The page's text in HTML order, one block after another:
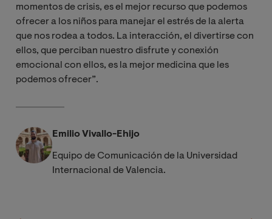
momentos de crisis, es el mejor recurso que podemos
ofrecer a los niños para manejar el estrés de la alerta
que nos rodea a todos. La interacción, el divertirse con
ellos, que perciban nuestro disfrute y conexión
emocional con ellos, es la mejor medicina que les
podemos ofrecer”.
Emilio Vivallo-Ehijo
Equipo de Comunicación de la Universidad
Internacional de Valencia.